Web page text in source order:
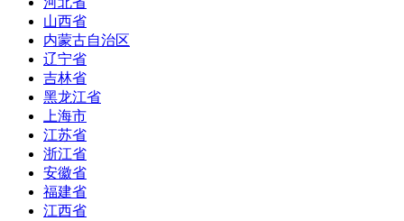
山西省
内蒙古自治区
辽宁省
吉林省
黑龙江省
上海市
江苏省
浙江省
安徽省
福建省
江西省